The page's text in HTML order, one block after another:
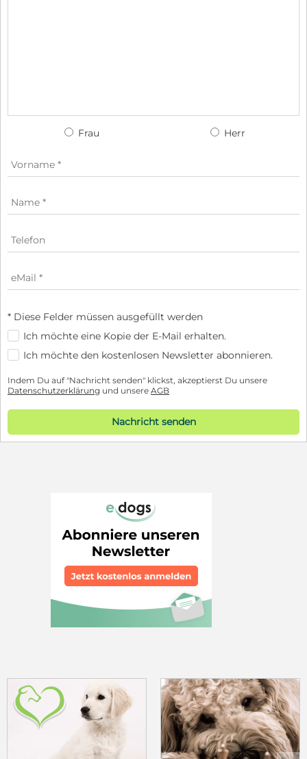
Frau Herr
* Diese Felder müssen ausgefüllt werden
Ich möchte eine Kopie der E-Mail erhalten.
Ich möchte den kostenlosen Newsletter abonnieren.
Indem Du auf "Nachricht senden" klickst, akzeptierst Du unsere
Datenschutzerklärung und unsere AGB
Nachricht senden